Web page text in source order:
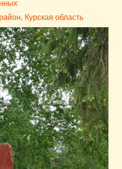
Курская область